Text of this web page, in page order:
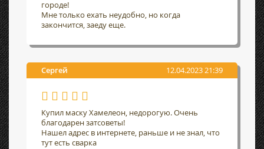
городе!
Мне только ехать неудобно, но когда
закончится, заеду еще.
Сергей 12.04.2023 21:39
Купил маску Хамелеон, недорогую. Очень
благодарен затсоветы!
Нашел адрес в интернете, раньше и не знал, что
тут есть сварка